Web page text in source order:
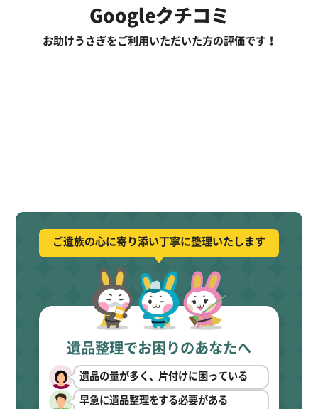
Googleクチコミ
お助けうさぎをご利用いただいた方の評価です！
ご遺族の心に寄り添い丁寧に整理いたします
遺品整理でお困りのあなたへ
遺品の量が多く、片付けに困っている
早急に遺品整理をする必要がある